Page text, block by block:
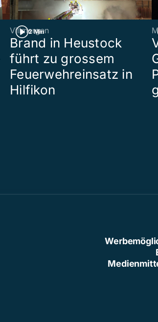
2 Min
Villmergen
Brand in Heustock
führt zu grossem
Feuerwehreinsatz in
Hilfikon